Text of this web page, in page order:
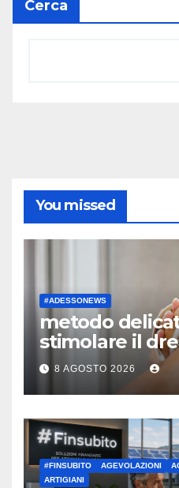
Cerca
You missed
#ADESSONEWS
metodo
stimolare il
linfatico
8 AGOSTO 2026
#FINSUBITO AGEVOLAZIONI
ARTIGIANI